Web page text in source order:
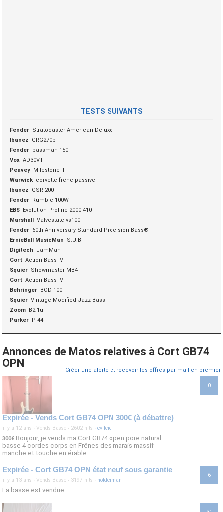
TESTS SUIVANTS
Fender Stratocaster American Deluxe
Ibanez
GRG270b
Fender bassman 150
Vox AD30VT
Peavey Milestone III
Warwick corvette frêne passive
Ibanez
GSR 200
Fender Rumble 100W
EBS Evolution Proline 2000 410
Marshall Valvestate vs100
Fender 60th Anniversary Standard Precision Bass®
ErnieBall MusicMan
S.U.B
Digitech
JamMan
Cort Action Bass IV
Squier Showmaster MB4
Cort Action Bass IV
Behringer BOD 100
Squier Vintage Modified Jazz Bass
Zoom B2.1u
Parker P-44
Annonces de Matos relatives à Cort GB74
OPN
Créer une alerte et recevoir les offres par mail en premier
0
Expirée - Vends Cort GB74 OPN 300€ (à débattre)
il y a 12 ans · Vends Basse · 2602 hits · evilcid
300€ Bonjour, je vends ma Cort GB74 open pore natural
basse 4 cordes corps en Frênes des marais massif
manche et touche en érable ...
6
Expirée - Cort GB74 OPN état neuf sous garantie
il y a 13 ans · Vends Basse · 3197 hits · holderman
La basse est vendue.